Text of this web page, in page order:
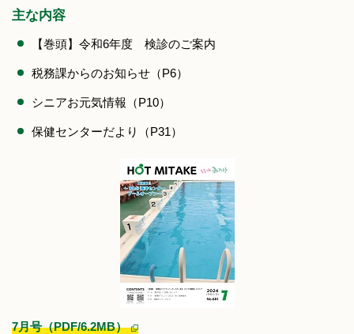
主な内容
【巻頭】令和6年度 検診のご案内
税務課からのお知らせ（P6）
シニアお元気情報（P10）
保健センターだより（P31）
7月号（PDF/6.2MB）